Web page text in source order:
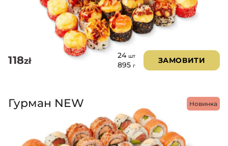
118zł
24 шт
895 г
ЗАМОВИТИ
Новинка
Гурман NEW